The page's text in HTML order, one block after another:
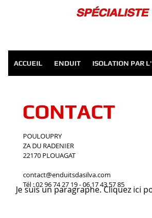
ACCUEIL ENDUIT ISOLATION PAR
Je suis un paragraphe. Cliquez ici
CONTACT
POULOUPRY
ZA DU RADENIER
22170 PLOUAGAT
contact@enduitsdasilva.com
Tél : 02 96 74 27 19 - 06 17 43 57 85